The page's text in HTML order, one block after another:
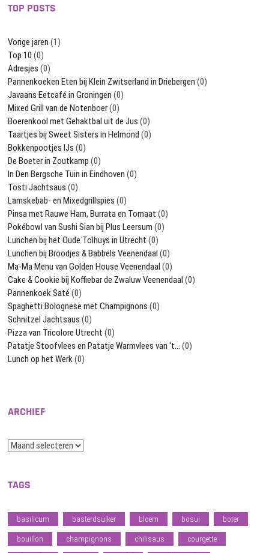
TOP POSTS
Vorige jaren (1)
Top 10 (0)
Adresjes (0)
Pannenkoeken Eten bij Klein Zwitserland in Driebergen (0)
Javaans Eetcafé in Groningen (0)
Mixed Grill van de Notenboer(0)
Boerenkool met Gehaktbal uit de Jus (0)
Taartjes bij Sweet Sisters in Helmond (0)
Bokkenpootjes IJs (0)
De Boeter in Zoutkamp (0)
In Den Bergsche Tuin in Eindhoven (0)
Tosti Jachtsaus (0)
Lamskebab- en Mixedgrillspies (0)
Pinsa met Rauwe Ham, Burrata en Tomaat (0)
Pokébowl van Sushi Sian bij Plus Leersum (0)
Lunchen bij het Oude Tolhuys in Utrecht (0)
Lunchen bij Broodjes & Babbels Veenendaal (0)
Ma-Ma Menu van Golden House Veenendaal (0)
Cake & Cookie bij Koffiebar de Zwaluw Veenendaal (0)
Pannenkoek Saté (0)
Spaghetti Bolognese met Champignons (0)
Schnitzel Jachtsaus (0)
Pizza van Tricolore Utrecht (0)
Patatje Stoofvlees en Patatje Warmvlees van ‘t… (0)
Lunch op het Werk(0)
ARCHIEF
Archief
TAGS
basilicum basterdsuiker bloem bosui boter
bouillon champignons chilisaus courgette